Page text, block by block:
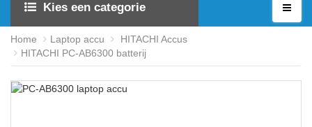
Kies een categorie
Home Laptop accu
HITACHI Accus
HITACHI PC-AB6300 batterij